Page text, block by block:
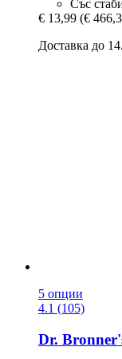
Със
€ 13,99 (€
Доставка до
5 опции
4.1 (105)
Dr.